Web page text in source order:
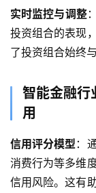
首
页
实时监控与调整
投资组合的表现
了投资组合始终
智能金融行
用
信用评分模型 ：
消费行为等多维
信用风险。这有